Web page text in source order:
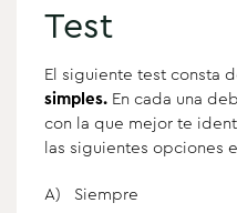
Test
El siguiente test consta
simples. En cada una
con la que mejor te
las siguientes opciones
A) Siempre